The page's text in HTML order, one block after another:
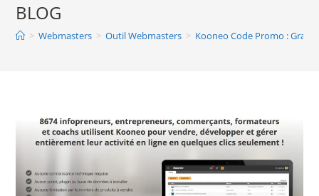
BLOG
> Webmasters > Outil Webmasters > Kooneo Code Promo :